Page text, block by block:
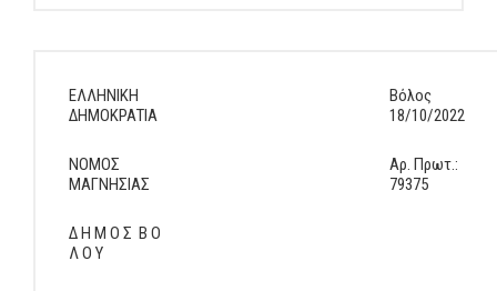
ΕΛΛΗΝΙΚΗ
ΔΗΜΟΚΡΑΤΙΑ
ΝΟΜΟΣ
ΜΑΓΝΗΣΙΑΣ
Δ Η Μ Ο Σ Β Ο
Λ Ο Υ
Βόλος
18/10/2022
Αρ. Πρωτ.:
79375